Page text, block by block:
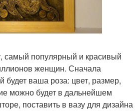
самый популярный и красивый
женщин. Сначала
будет ваша роза: цвет, размер,
можно будет в дальнейшем
поставить в вазу для дизайна